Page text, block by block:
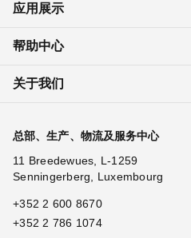
应用展示
帮助中心
关于我们
总部、生产、物流及服务中心
11 Breedewues, L-1259
Senningerberg, Luxembourg
+352 2 600 8670
+352 2 786 1074